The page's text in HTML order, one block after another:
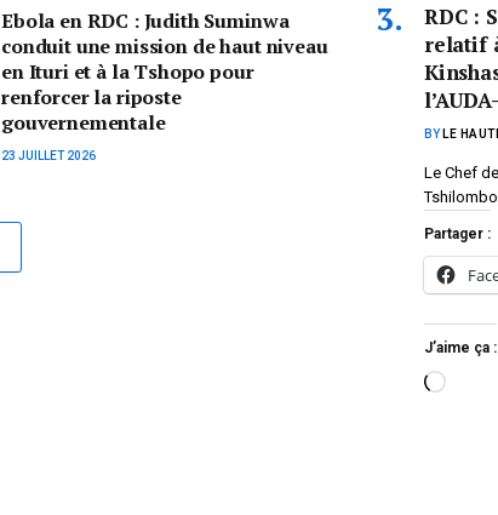
Ebola en RDC : Judith Suminwa
conduit une mission de haut niveau
en Ituri et à la Tshopo pour
renforcer la riposte
gouvernementale
23 JUILLET 2026
RDC :
relatif
BY LE
Le Chef
Partager :
J’aime ça :